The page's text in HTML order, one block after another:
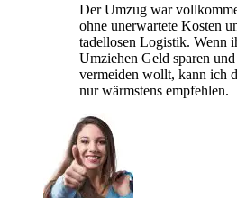
Der Umzug war
ohne unerwartete Kosten
tadellosen Logistik. Wenn
Umziehen Geld sparen und
vermeiden wollt, kann ich
nur wärmstens empfehlen.